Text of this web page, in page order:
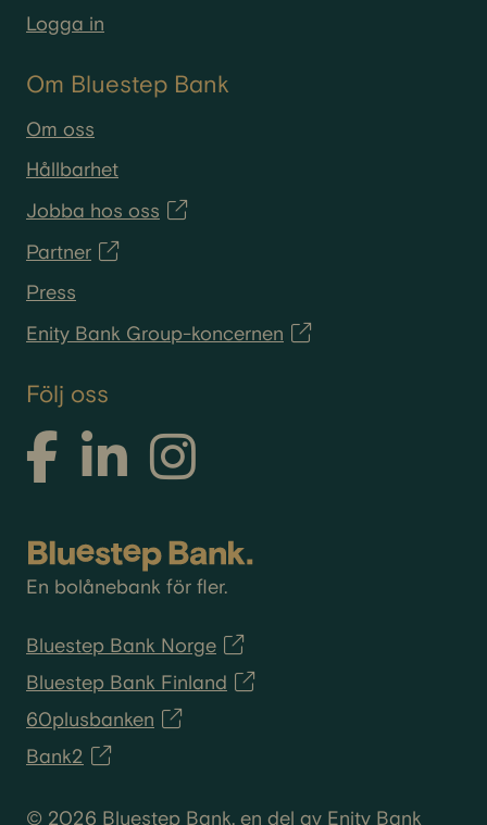
En bolånebank för fler.
Logga in
Om Bluestep Bank
Om oss
Hållbarhet
Jobba hos oss
Partner
Press
Enity Bank Group-koncernen
Följ oss
Bluestep Bank Norge
Bluestep Bank Finland
60plusbanken
Bank2
© 2026 Bluestep Bank, en del av Enity Bank